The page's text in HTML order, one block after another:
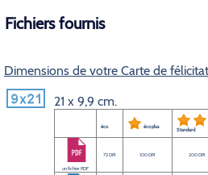
Fichiers fournis
Dimensions de votre Carte de
21 x 9,9 cm.
éco éco plus Standard
un fichier PDF
72 DPI 100 DPI 200 DPI